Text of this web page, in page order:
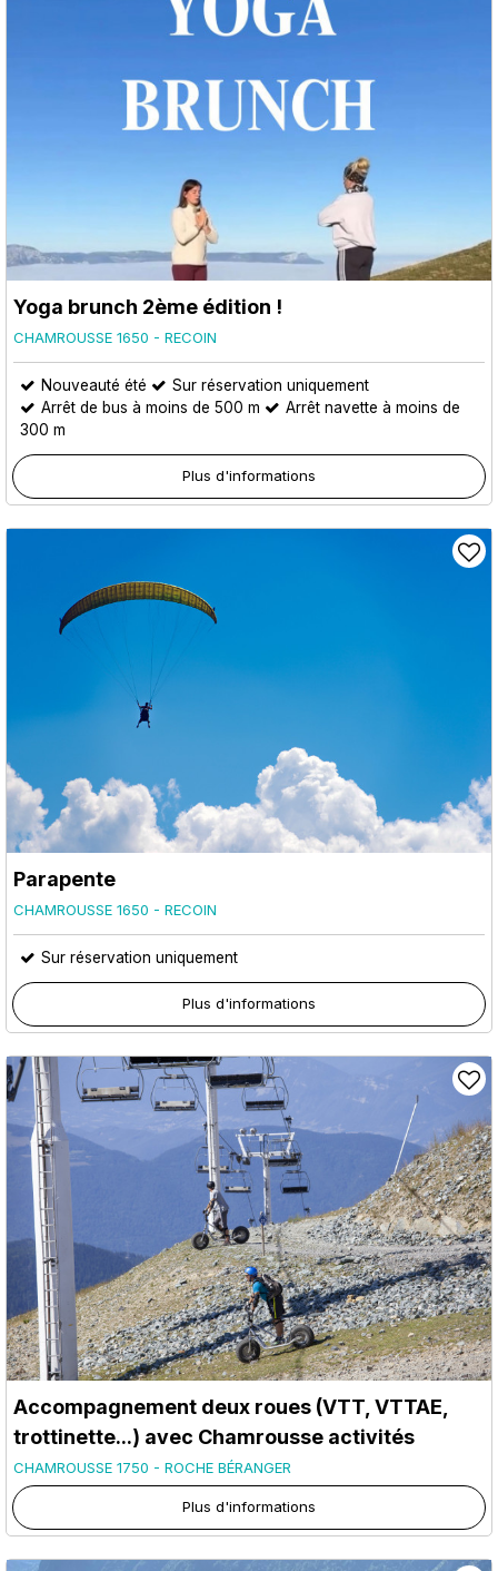
Yoga brunch 2ème édition !
CHAMROUSSE 1650 - RECOIN
Nouveauté été
Sur réservation uniquement
Arrêt de bus à moins de 500 m
Arrêt navette à moins de
300 m
Plus d'informations
Parapente
CHAMROUSSE 1650 - RECOIN
Sur réservation uniquement
Plus d'informations
Accompagnement deux roues (VTT, VTTAE,
trottinette...) avec Chamrousse activités
CHAMROUSSE 1750 - ROCHE BÉRANGER
Plus d'informations